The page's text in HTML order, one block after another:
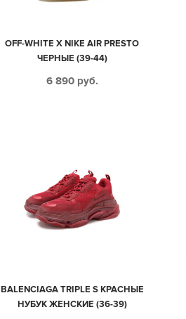
OFF-WHITE X NIKE AIR PRESTO
ЧЕРНЫЕ (39-44)
6 890 руб.
BALENCIAGA TRIPLE S КРАСНЫЕ
НУБУК ЖЕНСКИЕ (36-39)